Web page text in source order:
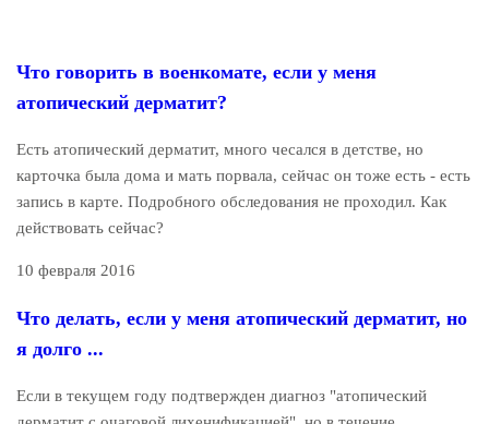
Что говорить в военкомате, если у меня
атопический дерматит?
Есть атопический дерматит, много чесался в детстве, но
карточка была дома и мать порвала, сейчас он тоже есть - есть
запись в карте. Подробного обследования не проходил. Как
действовать сейчас?
10 февраля 2016
Что делать, если у меня атопический дерматит, но
я долго ...
Если в текущем году подтвержден диагноз "атопический